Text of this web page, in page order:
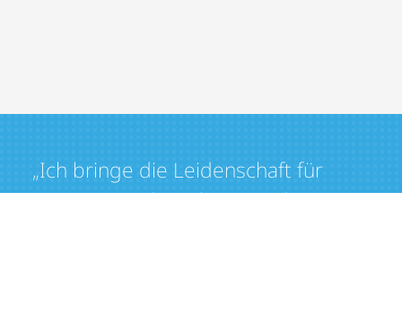
„Ich bringe die Leidenschaft für
Präzision und Qualität in jedes